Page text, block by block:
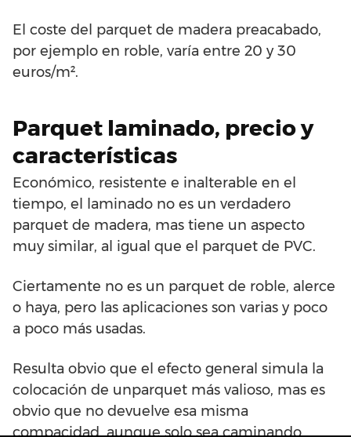
El coste del parquet de madera preacabado,
por ejemplo en roble, varía entre 20 y 30
euros/m².
Parquet laminado, precio y
características
Económico, resistente e inalterable en el
tiempo, el laminado no es un verdadero
parquet de madera, mas tiene un aspecto
muy similar, al igual que el parquet de PVC.
Ciertamente no es un parquet de roble, alerce
o haya, pero las aplicaciones son varias y poco
a poco más usadas.
Resulta obvio que el efecto general simula la
colocación de unparquet más valioso, mas es
obvio que no devuelve esa misma
compacidad, aunque solo sea caminando